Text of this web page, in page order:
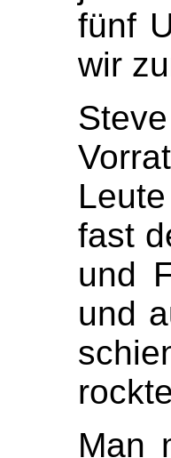
fünf
wir
fast
und
und
Man